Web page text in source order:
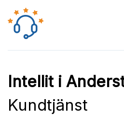
Intellit i
Kundtjänst